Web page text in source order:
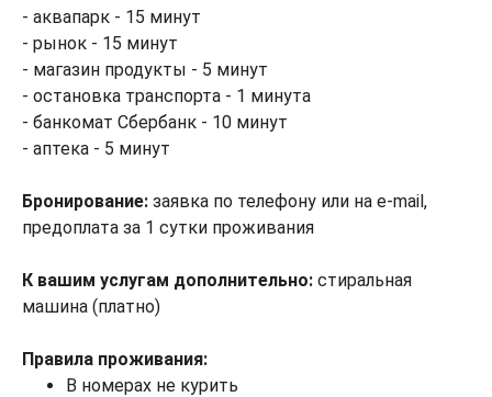
- аквапарк - 15 минут
- рынок - 15 минут
- магазин продукты - 5 минут
- остановка транспорта - 1 минута
- банкомат Сбербанк - 10 минут
- аптека - 5 минут
Бронирование: заявка по телефону или на e-mail,
предоплата за 1 сутки проживания
К вашим услугам дополнительно: стиральная
машина (платно)
Правила проживания:
В номерах не курить